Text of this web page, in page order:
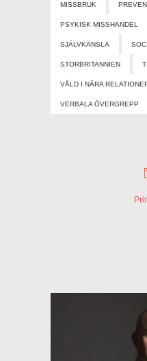
MISSBRUK
PSYKISK MISSHANDEL
SJÄLVKÄNSLA
STORBRITANNIEN
VÅLD I NÄRA
VERBALA ÖVERGREPP